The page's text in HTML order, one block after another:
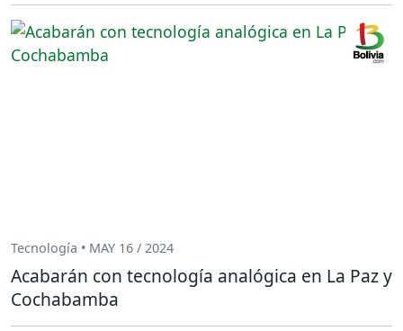
Tecnología • MAY 16 / 2024
Acabarán con tecnología analógica en La Paz y
Cochabamba